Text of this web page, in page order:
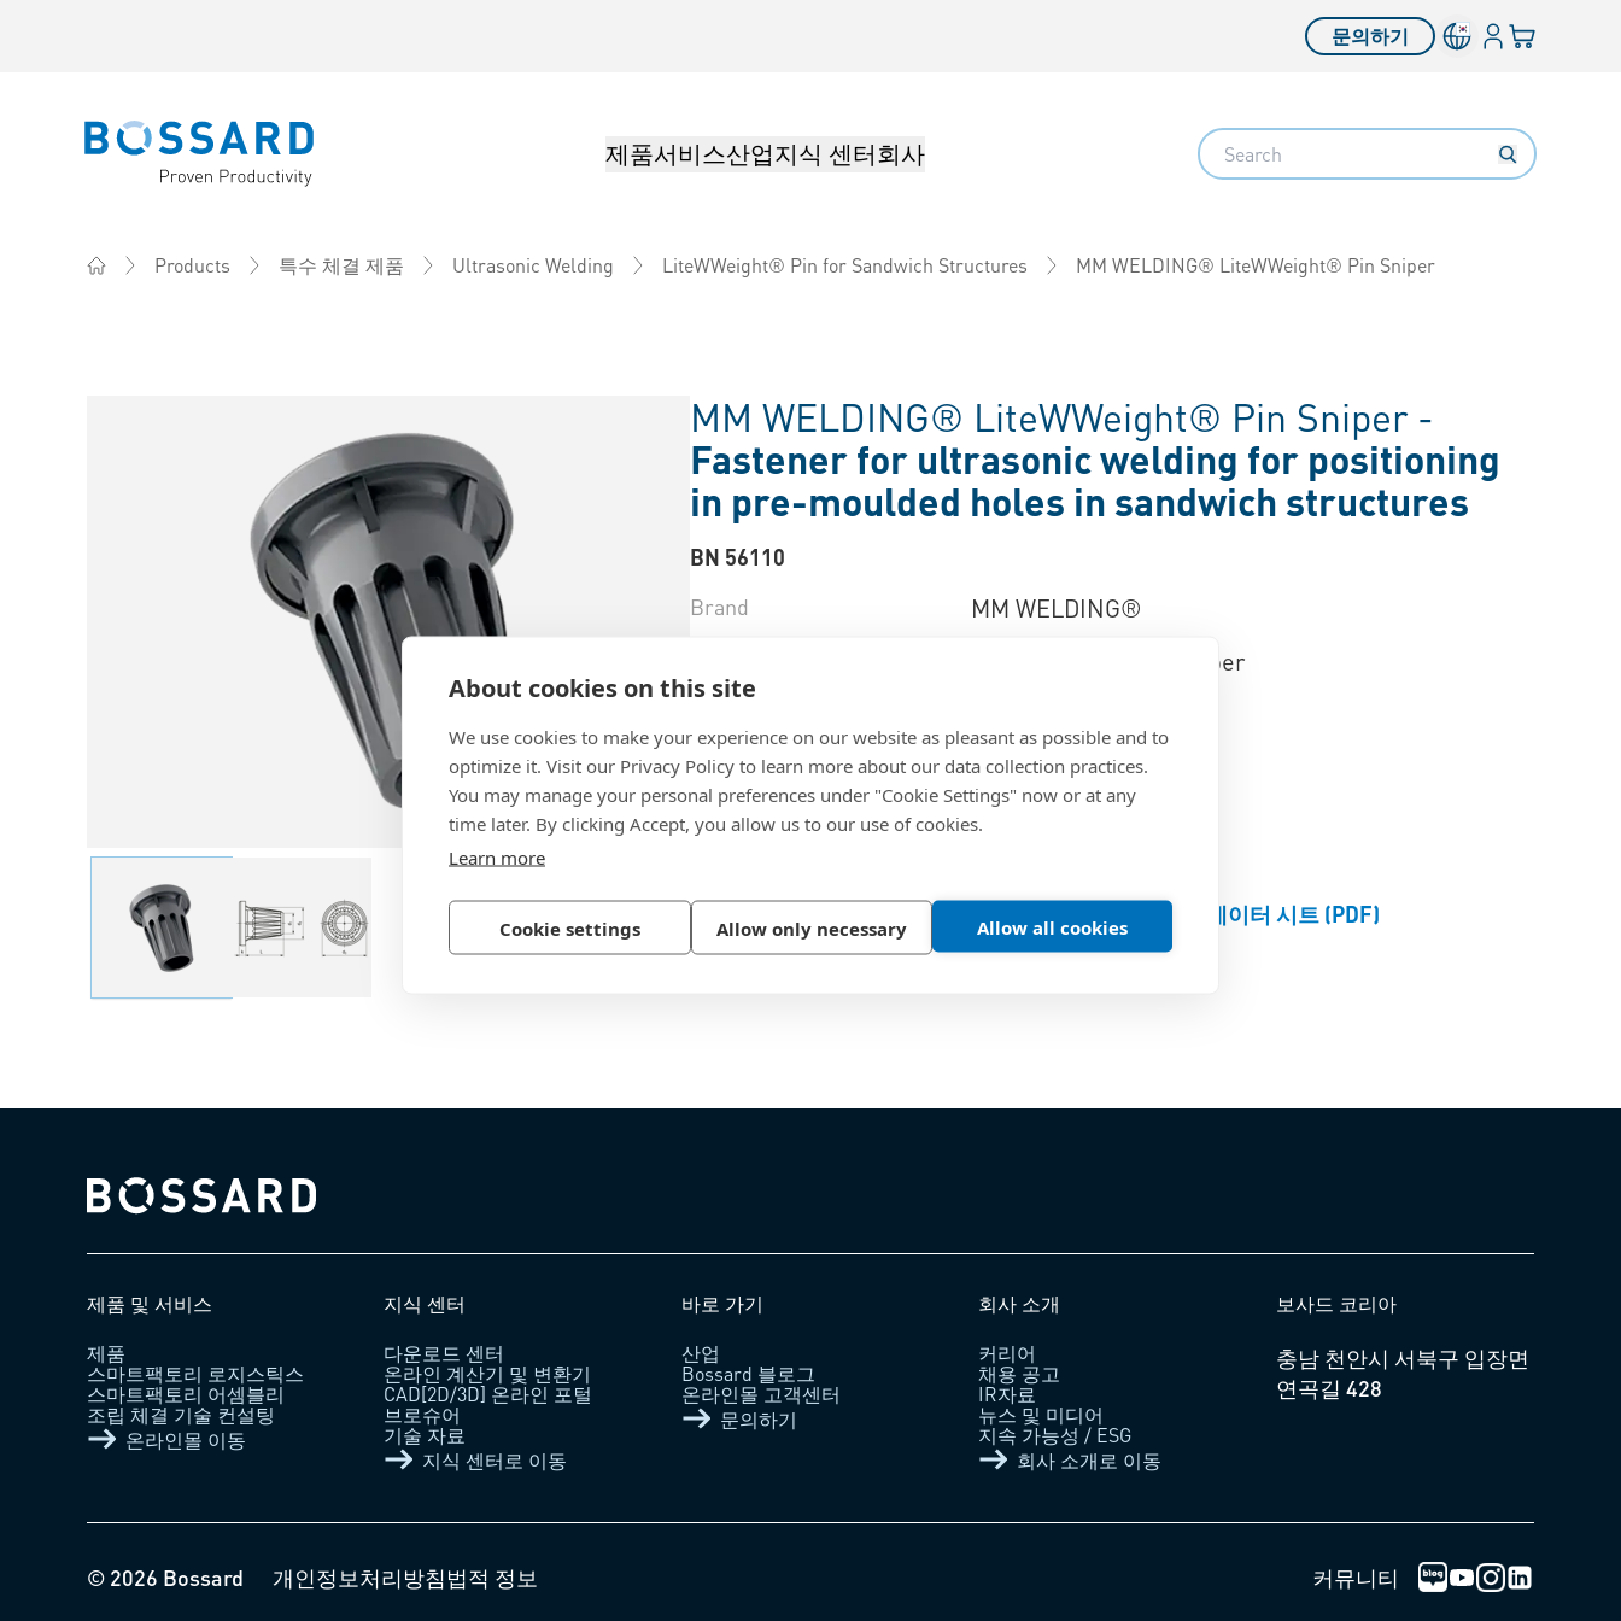
About cookies on this site
We use cookies to make your experience on our website as pleasant as possible and to
optimize it. Visit our Privacy Policy to learn more about our data collection practices.
You may manage your personal preferences under "Cookie Settings" now or at any
time later. By clicking Accept, you allow us to our use of cookies.
Learn more
Cookie settings Allow only necessary Allow all cookies
문의하기 로그인장바구니
Bossard homepage 제품서비스산업지식 센터회사 Search
Products 특수 체결 제품 Ultrasonic Welding LiteWWeight® Pin for Sandwich Structures MM WELDING® LiteWWeight® Pin Sniper
MM WELDING® LiteWWeight® Pin Sniper -
Fastener for ultrasonic welding for positioning
in pre-moulded holes in sandwich structures
BN 56110
Brand
MM WELDING®
LiteWWeight® Pin Sniper
Color black
Material+type PA 6
제품 선택 제품 데이터 시트 (PDF)
Bossard homepage
제품 및 서비스
제품
스마트팩토리 로지스틱스
스마트팩토리 어셈블리
조립 체결 기술 컨설팅
온라인몰 이동
지식 센터
다운로드 센터
온라인 계산기 및 변환기
CAD[2D/3D] 온라인 포털
브로슈어
기술 자료
지식 센터로 이동
바로 가기
산업
Bossard 블로그
온라인몰 고객센터
문의하기
회사 소개
커리어
채용 공고
IR자료
뉴스 및 미디어
지속 가능성 / ESG
회사 소개로 이동
보사드 코리아
충남 천안시 서북구 입장면
연곡길 428
개인정보처리방침법적 정보
© 2026 Bossard 커뮤니티 한국보싸드 블로그
인스타그램 로